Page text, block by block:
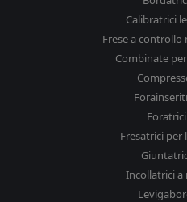
Calibratrici
Frese a controllo
Combinate
Fresatrici per
Incollatrici a